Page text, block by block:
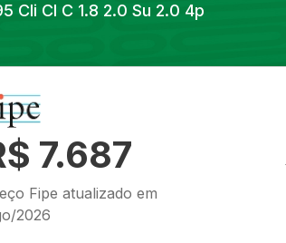
Cli Cl C 1.8 2.0 Su 2.0 4p
7.687
Fipe atualizado em
2026